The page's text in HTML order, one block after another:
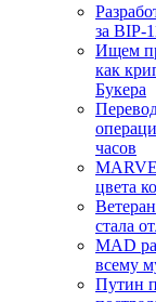
за BIP-
Ищем
как
Букера
часов
цвета
стала
MAD
всему
Путин